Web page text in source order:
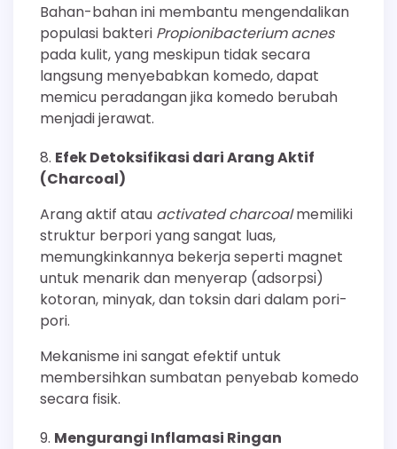
Bahan-bahan ini membantu mengendalikan
populasi bakteri Propionibacterium acnes
pada kulit, yang meskipun tidak secara
langsung menyebabkan komedo, dapat
memicu peradangan jika komedo berubah
menjadi jerawat.
Efek Detoksifikasi dari Arang Aktif
(Charcoal)
Arang aktif atau activated charcoalmemiliki
struktur berpori yang sangat luas,
memungkinkannya bekerja seperti magnet
untuk menarik dan menyerap (adsorpsi)
kotoran, minyak, dan toksin dari dalam pori-
pori.
Mekanisme ini sangat efektif untuk
membersihkan sumbatan penyebab komedo
secara fisik.
Mengurangi Inflamasi Ringan